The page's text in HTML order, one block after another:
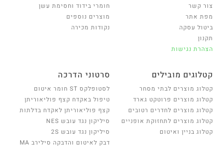
צור קשר
מפת אתר
ביטול עסקה
תקנון
הצהרת נגישות
חומרי בידוד וחסימת עשן
מוצרים נוספים
נקודות מכירה
קטלוגים מובילים
קטלוג מוצרים לבתי מסחר
קטלוג מוצרים פרוטקט גארד
קטלוג מוצרים לחדרים רטובים
קטלוג מוצרים לתחזוקת אופניים
קטלוג בניין ואיטום
סרטוני הדרכה
לסטופלקס ST חומר איטום
טיפול באקדח קצף פוליאוריתן
קצף פוליאוריתן לאקדח בדלתות
סיליקון נגד עובש NES
סיליקון נגד עובש 2S
דבק לאיטום והדבקה סילירב MA